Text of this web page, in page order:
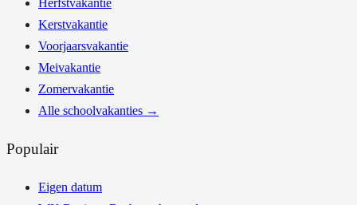
Herfstvakantie
Kerstvakantie
Voorjaarsvakantie
Meivakantie
Zomervakantie
Alle schoolvakanties →
Populair
Eigen datum